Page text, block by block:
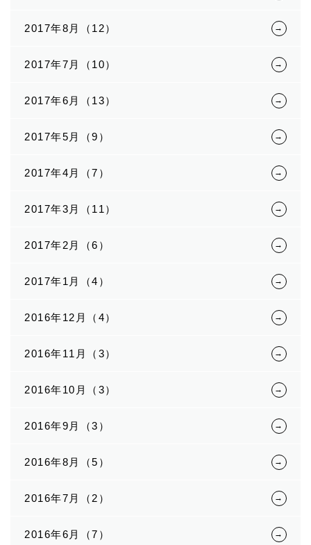
2017年8月（12）
2017年7月（10）
2017年6月（13）
2017年5月（9）
2017年4月（7）
2017年3月（11）
2017年2月（6）
2017年1月（4）
2016年12月（4）
2016年11月（3）
2016年10月（3）
2016年9月（3）
2016年8月（5）
2016年7月（2）
2016年6月（7）